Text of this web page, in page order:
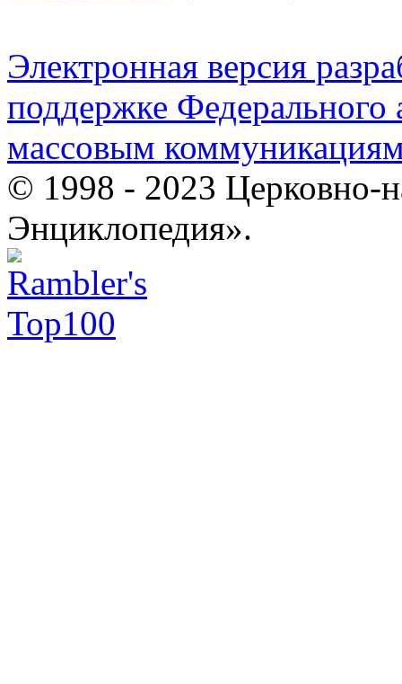
Электронная версия
поддержке Федерального
массовым
© 1998 - 2023 Церковно-
Энциклопедия».